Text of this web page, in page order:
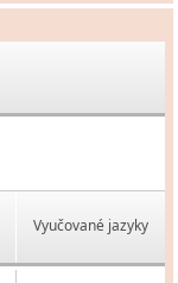
Vyučované jazyky